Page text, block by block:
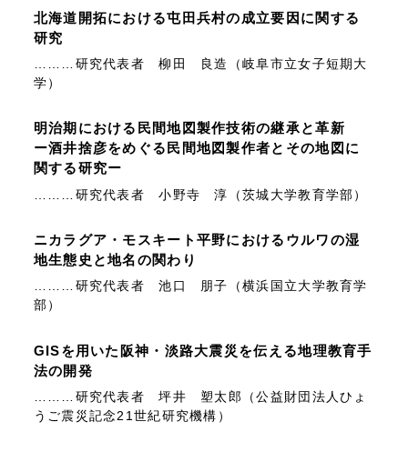
北海道開拓における屯田兵村の成立要因に関する
研究
………研究代表者 柳田 良造（岐阜市立女子短期大
学）
明治期における民間地図製作技術の継承と革新
ー酒井捨彦をめぐる民間地図製作者とその地図に
関する研究ー
………研究代表者 小野寺 淳（茨城大学教育学部）
ニカラグア・モスキート平野におけるウルワの湿
地生態史と地名の関わり
………研究代表者 池口 朋子（横浜国立大学教育学
部）
GISを用いた阪神・淡路大震災を伝える地理教育手
法の開発
………研究代表者 坪井 塑太郎（公益財団法人ひょ
うご震災記念21世紀研究機構）